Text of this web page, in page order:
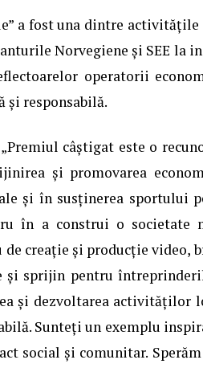
a fost una dintre
Norvegiene și SEE la
operatorii
și responsabilă.
câștigat este o
și promovarea
și în susținerea sportului
în a construi o societate
creație și producție video,
sprijin pentru
și dezvoltarea activităților
Sunteți un exemplu
și comunitar. Sperăm